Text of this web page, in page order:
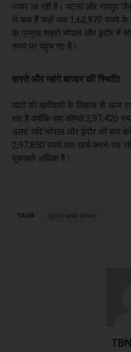
नजर आ रही है। पटना और रायपुर
से कम हैं जहाँ भाव 1,62,970 रुपये
के प्रमुख शहरों भोपाल और इंदौर में
रुपये पर पहुंच गए हैं।
सस्ते और महंगे बाजार की स्थिति
चांदी की खरीदारी के लिहाज से आज
रहा है क्योंकि वहां कीमतें 2,97,420
उलट यदि भोपाल और इंदौर की बात
2,97,850 रुपये तक खर्च करने पड़
मुकाबले अधिक है।
TAGS gold and silver